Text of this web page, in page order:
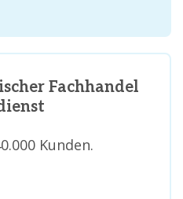
Fachhandel
Kunden.